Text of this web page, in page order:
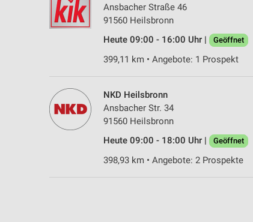
Ansbacher Straße 46
91560 Heilsbronn
Heute 09:00 - 16:00 Uhr |
Geöffnet
399,11 km • Angebote: 1 Prospekt
NKD Heilsbronn
Ansbacher Str. 34
91560 Heilsbronn
Heute 09:00 - 18:00 Uhr |
Geöffnet
398,93 km • Angebote: 2 Prospekte